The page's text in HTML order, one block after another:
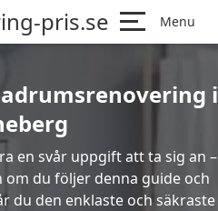
pris.se Menu
i
en svår uppgift att ta sig an –
du följer denna guide och
du den enklaste och säkraste